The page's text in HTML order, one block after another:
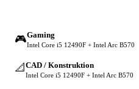
🎮Gaming
Intel Core i5 12490F + Intel Arc B570
📐 CAD / Konstruktion
Intel Core i5 12490F + Intel Arc B570